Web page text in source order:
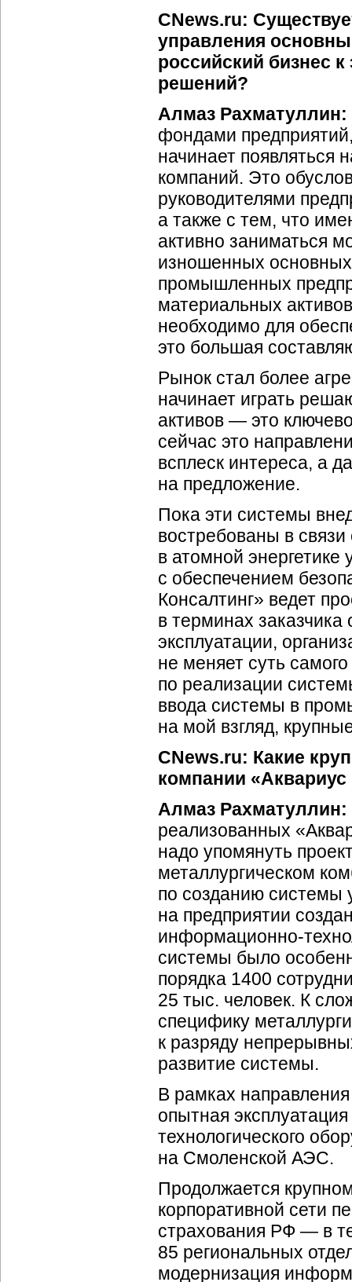
CNews.ru:
управления
российский бизнес
решений?
Алмаз Рахматуллин:
фондами
начинает появляться
компаний. Это
руководителями
а также с тем, что
активно заниматься
изношенных
промышленных
материальных
необходимо для
это большая
Рынок стал более
начинает играть
активов — это
сейчас это
всплеск интереса, а
на предложение.
Пока эти системы
востребованы в
в атомной
с обеспечением
Консалтинг» ведет
в терминах
эксплуатации,
не меняет суть
по реализации
ввода системы в
на мой взгляд,
CNews.ru: Какие
компании «Аквариус
Алмаз Рахматуллин:
реализованных
надо упомянуть
металлургическом
по созданию системы
на предприятии
информационно-
системы было
порядка 1400
25 тыс. человек. К
специфику
к разряду
развитие системы.
В рамках
опытная
технологического
на Смоленской АЭС.
Продолжается
корпоративной сети
страхования РФ — в
85 региональных
модернизация